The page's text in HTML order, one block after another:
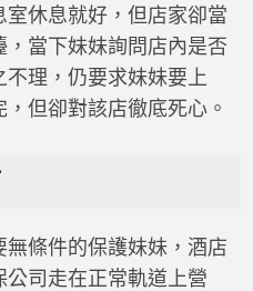
休息就好，但店家卻當
當下妹妹詢問店內是否
理，仍要求妹妹要上
但卻對該店徹底死心。
條件的保護妹妹，酒店
司走在正常軌道上營